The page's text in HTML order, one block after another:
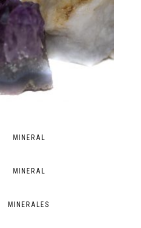
MINERAL
MINERAL
MINERALES